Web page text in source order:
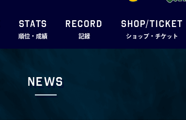
STATS
順位・成績
RECORD
記録
SHOP/TICKET
ショップ・チケット
News